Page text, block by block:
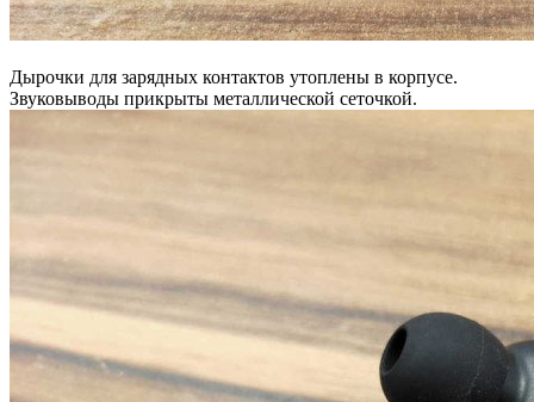
Дырочки для зарядных контактов утоплены в корпусе.
Звуковыводы прикрыты металлической сеточкой.